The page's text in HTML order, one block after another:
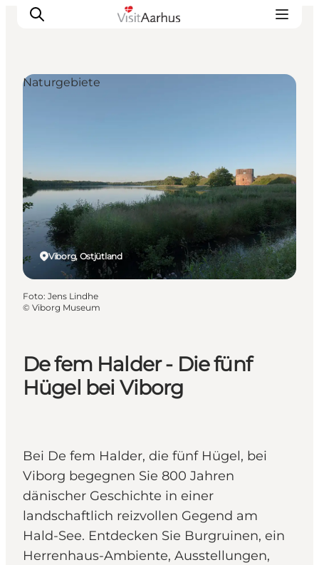
Reiseplanung
Transport
De fem Halder - Die fünf
Hügel bei Viborg
Bei De fem Halder, die fünf Hügel, bei
Viborg begegnen Sie 800 Jahren
dänischer Geschichte in einer
landschaftlich reizvollen Gegend am
Hald-See. Entdecken Sie Burgruinen, ein
Herrenhaus-Ambiente, Ausstellungen,
Viborg, Ostjütland
Naturgebiete
Foto: Jens Lindhe
© Viborg Museum